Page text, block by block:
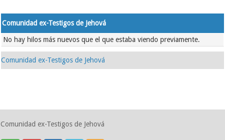
Comunidad ex-Testigos de Jehová
No hay hilos más nuevos que el que estaba viendo previamente.
Comunidad ex-Testigos de Jehová
Comunidad ex-Testigos de Jehová